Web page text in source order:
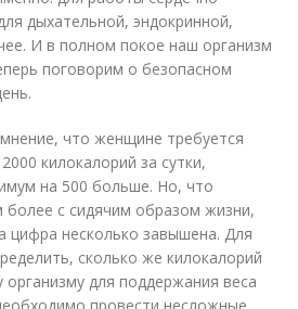
дыхательной, эндокринной,
И в полном покое наш организм
поговорим о безопасном
что женщине требуется
килокалорий за сутки,
на 500 больше. Но, что
с сидячим образом жизни,
цифра несколько завышена. Для
сколько же килокалорий
для поддержания веса